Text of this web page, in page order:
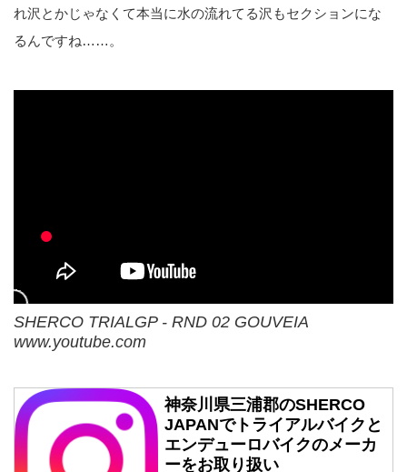
れ沢とかじゃなくて本当に水の流れてる沢もセクションにな
るんですね……。
SHERCO TRIALGP - RND 02 GOUVEIA
www.youtube.com
神奈川県三浦郡のSHERCO
JAPANでトライアルバイクと
エンデューロバイクのメーカ
ーをお取り扱い